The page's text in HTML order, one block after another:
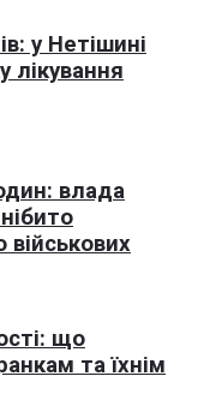
у Нетішині
лікування
влада
військових
що
та їхнім